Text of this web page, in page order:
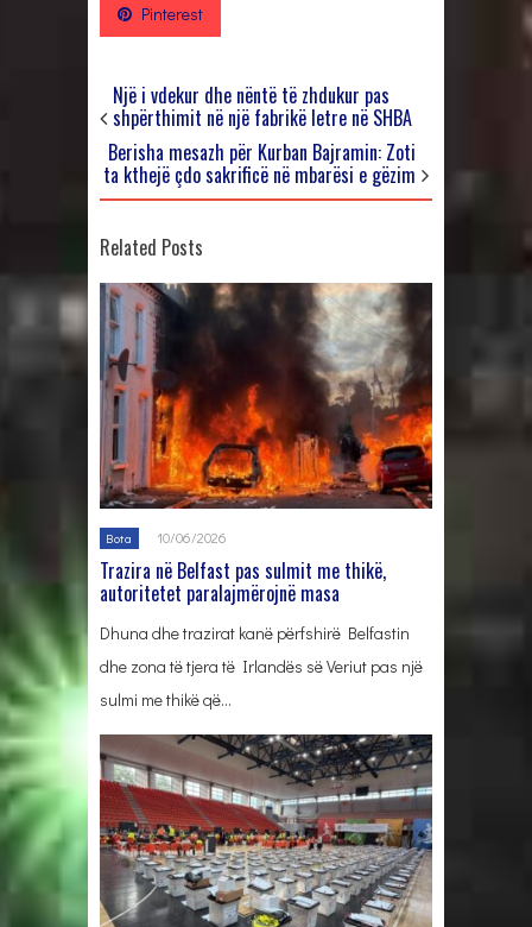
Pinterest
Një i vdekur dhe nëntë të zhdukur pas
shpërthimit në një fabrikë letre në SHBA
Berisha mesazh për Kurban Bajramin: Zoti
ta kthejë çdo sakrificë në mbarësi e gëzim
Related Posts
Bota 10/06/2026
Trazira në Belfast pas sulmit me thikë,
autoritetet paralajmërojnë masa
Dhuna dhe trazirat kanë përfshirë Belfastin
dhe zona të tjera të Irlandës së Veriut pas një
sulmi me thikë që…